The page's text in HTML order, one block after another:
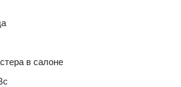
в салоне